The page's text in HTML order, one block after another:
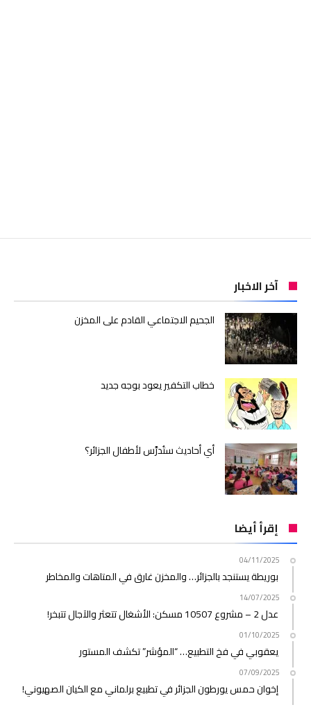
آخر الاخبار
الجحيم الاجتماعي القادم على المخزن
خطاب التكفير يعود بوجه جديد
أي أحاديث ستُدرَّس لأطفال الجزائر؟
إقرأ أيضا
04/11/2025
بوريطة يستنجد بالجزائر… والمخزن غارق في المتاهات والمخاطر
14/07/2025
عدل 2 – مشروع 10507 مسكن: الأشغال تتعثر والآجال تتبخر!
01/10/2025
يعقوبي في فخ التطبيع… “المؤشر” تكشف المستور
07/09/2025
إخوان حمس يورطون الجزائر في تطبيع برلماني مع الكيان الصهيوني!